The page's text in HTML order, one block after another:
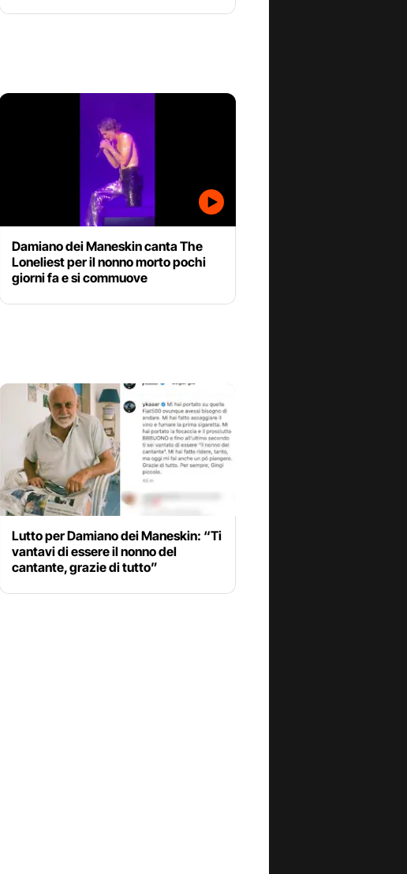
Damiano dei Maneskin canta The
Loneliest per il nonno morto pochi
giorni fa e si commuove
Lutto per Damiano dei Maneskin: “Ti
vantavi di essere il nonno del
cantante, grazie di tutto”